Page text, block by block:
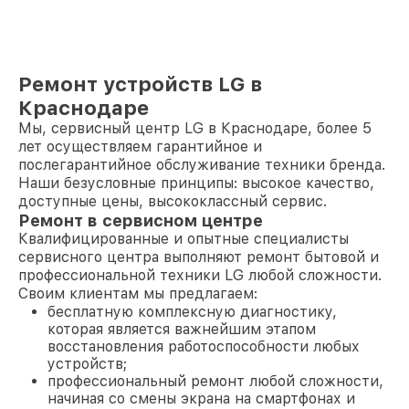
Ремонт устройств LG в
Краснодаре
Мы, сервисный центр LG в Краснодаре, более 5
лет осуществляем гарантийное и
послегарантийное обслуживание техники бренда.
Наши безусловные принципы: высокое качество,
доступные цены, высококлассный сервис.
Ремонт в сервисном центре
Квалифицированные и опытные специалисты
сервисного центра выполняют ремонт бытовой и
профессиональной техники LG любой сложности.
Своим клиентам мы предлагаем:
бесплатную комплексную диагностику,
которая является важнейшим этапом
восстановления работоспособности любых
устройств;
профессиональный ремонт любой сложности,
начиная со смены экрана на смартфонах и